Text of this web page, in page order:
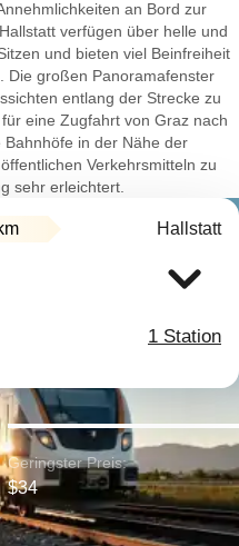
an Bord zur
verfügen über helle und
und bieten viel Beinfreiheit
Die großen Panoramafenster
entlang der Strecke zu
eine Zugfahrt von Graz nach
in der Nähe der
Verkehrsmitteln zu
sehr erleichtert.
Hallstatt
1 Station
Geringster Preis:
$34